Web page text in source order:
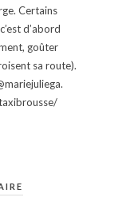
Certains
d’abord
goûter
sa route).